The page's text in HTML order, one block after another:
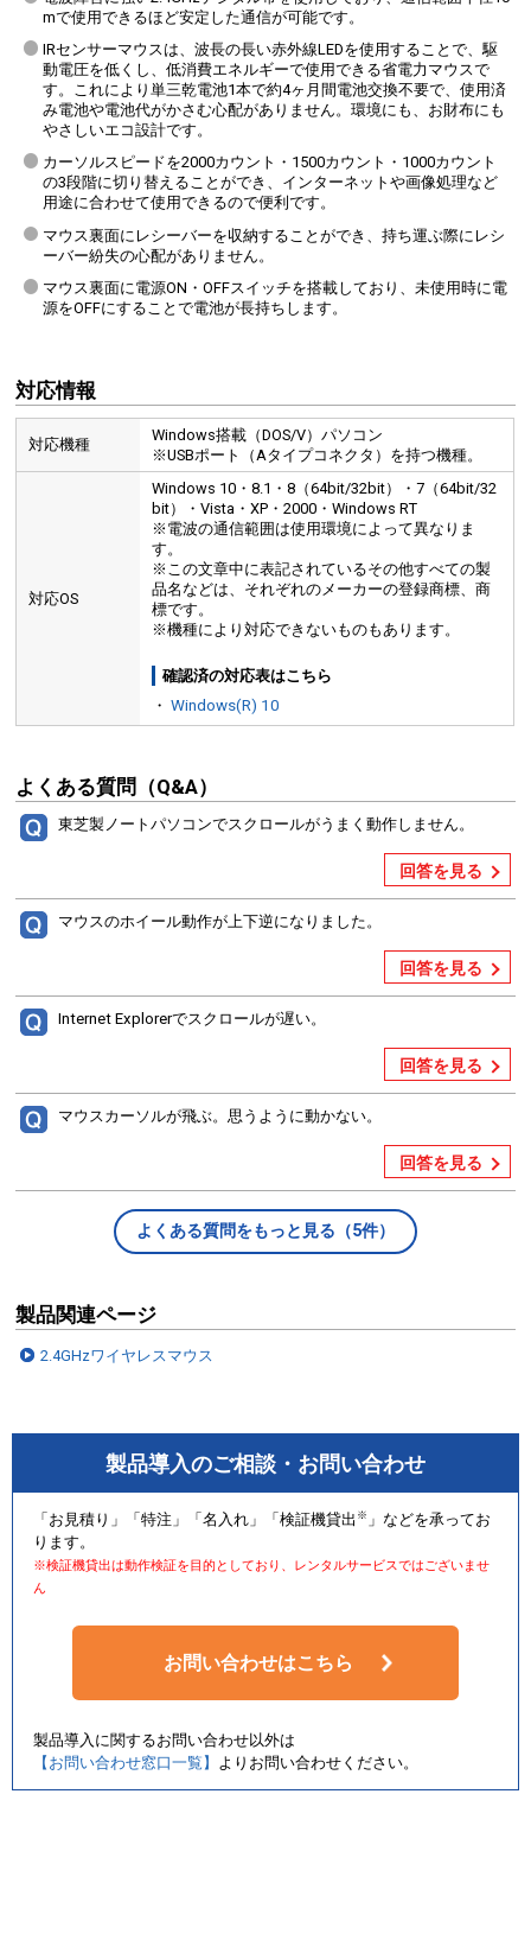
mで使用できるほど安定した通信が可能です。
IRセンサーマウスは、波長の長い赤外線LEDを使用することで、駆
動電圧を低くし、低消費エネルギーで使用できる省電力マウスで
す。これにより単三乾電池1本で約4ヶ月間電池交換不要で、使用済
み電池や電池代がかさむ心配がありません。環境にも、お財布にも
やさしいエコ設計です。
カーソルスピードを2000カウント・1500カウント・1000カウント
の3段階に切り替えることができ、インターネットや画像処理など
用途に合わせて使用できるので便利です。
マウス裏面にレシーバーを収納することができ、持ち運ぶ際にレシ
ーバー紛失の心配がありません。
マウス裏面に電源ON・OFFスイッチを搭載しており、未使用時に電
源をOFFにすることで電池が長持ちします。
対応情報
対応機種
Windows搭載（DOS/V）パソコン
※USBポート（Aタイプコネクタ）を持つ機種。
対応OS
Windows 10・8.1・8（64bit/32bit）・7（64bit/32
bit）・Vista・XP・2000・Windows RT
※電波の通信範囲は使用環境によって異なりま
す。
※この文章中に表記されているその他すべての製
品名などは、それぞれのメーカーの登録商標、商
標です。
※機種により対応できないものもあります。
確認済の対応表はこちら
・Windows(R) 10
よくある質問（Q&A）
東芝製ノートパソコンでスクロールがうまく動作しません。
回答を見る
マウスのホイール動作が上下逆になりました。
回答を見る
Internet Explorerでスクロールが遅い。
回答を見る
マウスカーソルが飛ぶ。思うように動かない。
回答を見る
よくある質問をもっと見る（5件）
製品関連ページ
2.4GHzワイヤレスマウス
製品導入のご相談・お問い合わせ
「お見積り」「特注」「名入れ」「検証機貸出 ※ 」などを承ってお
ります。
※検証機貸出は動作検証を目的としており、レンタルサービスではございませ
ん
お問い合わせはこちら
製品導入に関するお問い合わせ以外は
【お問い合わせ窓口一覧】
よりお問い合わせください。